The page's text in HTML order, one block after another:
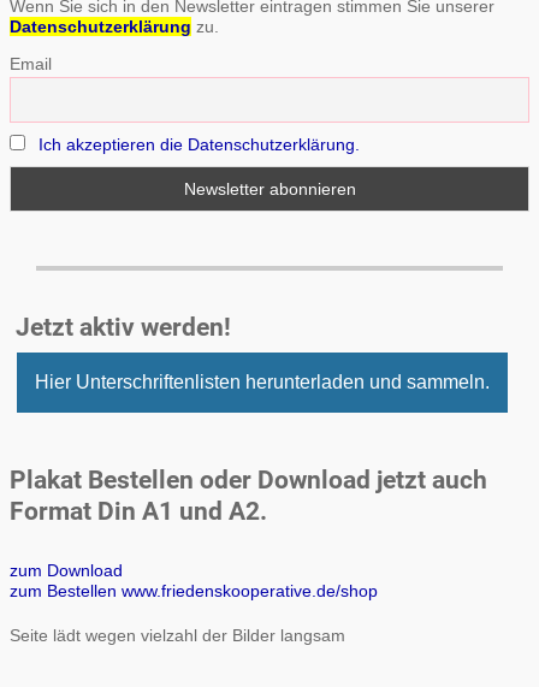
Wenn Sie sich in den Newsletter eintragen stimmen Sie unserer
Datenschutzerklärung zu.
Email
Ich akzeptieren die Datenschutzerklärung.
Jetzt aktiv werden!
Hier Unterschriftenlisten herunterladen und sammeln.
Plakat Bestellen oder Download jetzt auch
Format Din A1 und A2.
zum Download
zum Bestellen www.friedenskooperative.de/shop
Seite lädt wegen vielzahl der Bilder langsam